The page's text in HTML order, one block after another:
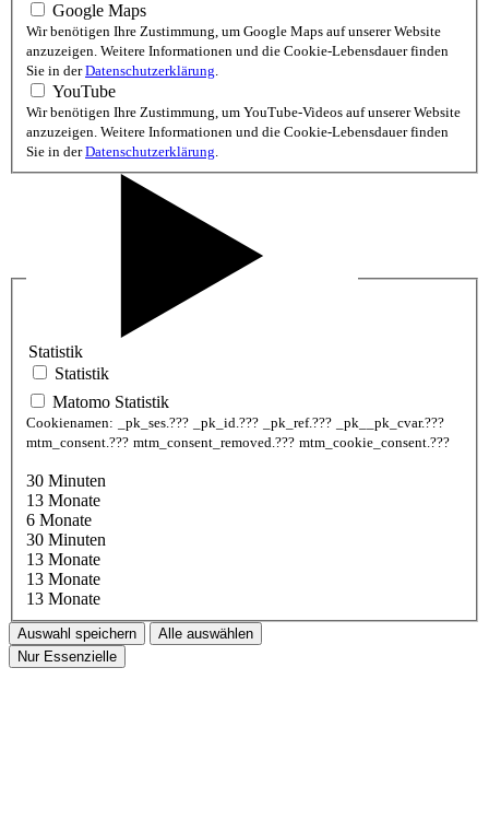
Google Maps
Wir benötigen Ihre Zustimmung, um Google Maps auf unserer Website
anzuzeigen. Weitere Informationen und die Cookie-Lebensdauer finden
Sie in derDatenschutzerklärung.
YouTube
Wir benötigen Ihre Zustimmung, um YouTube-Videos auf unserer Website
anzuzeigen. Weitere Informationen und die Cookie-Lebensdauer finden
Sie in derDatenschutzerklärung.
Statistik
Statistik
Matomo Statistik
Cookienamen: _pk_ses.??? _pk_id.??? _pk_ref.???
_pk__pk_cvar.???
mtm_consent.??? mtm_consent_removed.??? mtm_cookie_consent.???
30 Minuten
13 Monate
6 Monate
30 Minuten
13 Monate
13 Monate
13 Monate
Auswahl speichern
Alle auswählen
Nur Essenzielle